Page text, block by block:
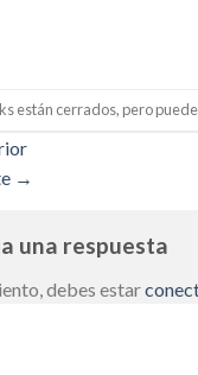
están cerrados, pero
→
una respuesta
debes estar